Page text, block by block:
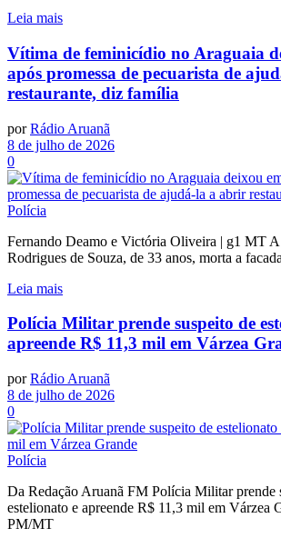
Leia mais
Vítima de feminicídio no Araguaia
após promessa de pecuarista de
restaurante, diz família
por Rádio Aruanã
8 de julho de 2026
0
Polícia
Fernando Deamo e Victória Oliveira | g1 MT
Rodrigues de Souza, de 33 anos, morta a
Leia mais
Polícia Militar prende suspeito de
apreende R$ 11,3 mil em Várzea
por Rádio Aruanã
8 de julho de 2026
0
Polícia
Da Redação Aruanã FM Polícia Militar prende
estelionato e apreende R$ 11,3 mil em Várzea
PM/MT